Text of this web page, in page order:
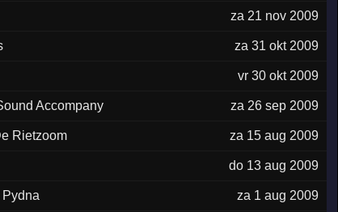
za 21 nov 2009
za 31 okt 2009
vr 30 okt 2009
Accompany za 26 sep 2009
Rietzoom za 15 aug 2009
do 13 aug 2009
za 1 aug 2009